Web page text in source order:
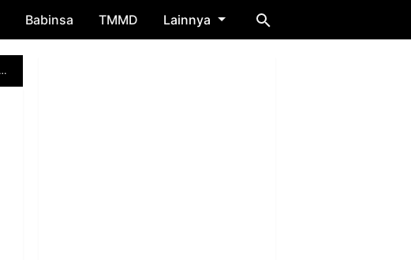
Babinsa TMMD Lainnya